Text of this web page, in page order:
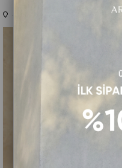
Anasayfa JOSE JAKAR